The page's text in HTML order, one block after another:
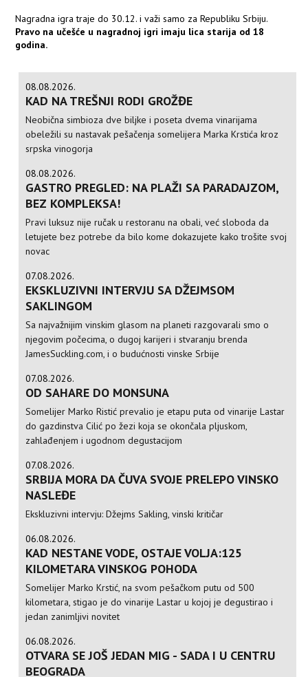
Nagradna igra traje do 30.12. i važi samo za Republiku Srbiju.
Pravo na učešće u nagradnoj igri imaju lica starija od 18
godina.
08.08.2026.
KAD NA TREŠNJI RODI GROŽĐE
Neobična simbioza dve biljke i poseta dvema vinarijama
obeležili su nastavak pešačenja somelijera Marka Krstića kroz
srpska vinogorja
08.08.2026.
GASTRO PREGLED: NA PLAŽI SA PARADAJZOM,
BEZ KOMPLEKSA!
Pravi luksuz nije ručak u restoranu na obali, već sloboda da
letujete bez potrebe da bilo kome dokazujete kako trošite svoj
novac
07.08.2026.
EKSKLUZIVNI INTERVJU SA DŽEJMSOM
SAKLINGOM
Sa najvažnijim vinskim glasom na planeti razgovarali smo o
njegovim počecima, o dugoj karijeri i stvaranju brenda
JamesSuckling.com, i o budućnosti vinske Srbije
07.08.2026.
OD SAHARE DO MONSUNA
Somelijer Marko Ristić prevalio je etapu puta od vinarije Lastar
do gazdinstva Cilić po žezi koja se okončala pljuskom,
zahlađenjem i ugodnom degustacijom
07.08.2026.
SRBIJA MORA DA ČUVA SVOJE PRELEPO VINSKO
NASLEĐE
Ekskluzivni intervju: Džejms Sakling, vinski kritičar
06.08.2026.
KAD NESTANE VODE, OSTAJE VOLJA:125
KILOMETARA VINSKOG POHODA
Somelijer Marko Krstić, na svom pešačkom putu od 500
kilometara, stigao je do vinarije Lastar u kojoj je degustirao i
jedan zanimljivi novitet
06.08.2026.
OTVARA SE JOŠ JEDAN MIG - SADA I U CENTRU
BEOGRADA